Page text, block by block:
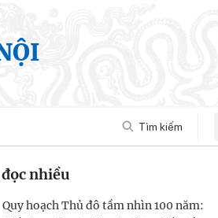
Tìm kiếm
nhiều
Quy hoạch Thủ đô tầm nhìn 100 năm: